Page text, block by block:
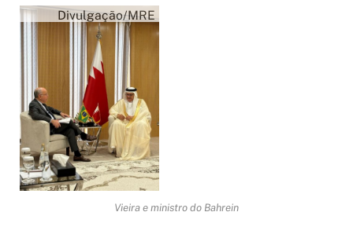
Divulgação/MRE
Vieira e ministro do Bahrein